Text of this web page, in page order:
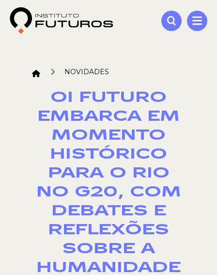
NOVIDADES
OI FUTURO
EMBARCA EM
MOMENTO
HISTÓRICO
PARA O RIO
NO G20, COM
DEBATES E
REFLEXÕES
SOBRE A
HUMANIDADE